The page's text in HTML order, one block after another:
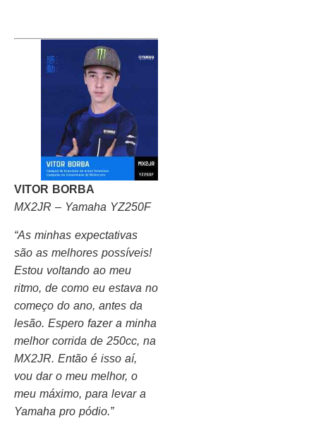
VITOR BORBA
MX2JR – Yamaha YZ250F
“As minhas expectativas
são as melhores possíveis!
Estou voltando ao meu
ritmo, de como eu estava no
começo do ano, antes da
lesão. Espero fazer a minha
melhor corrida de 250cc, na
MX2JR. Então é isso aí,
vou dar o meu melhor, o
meu máximo, para levar a
Yamaha pro pódio.”